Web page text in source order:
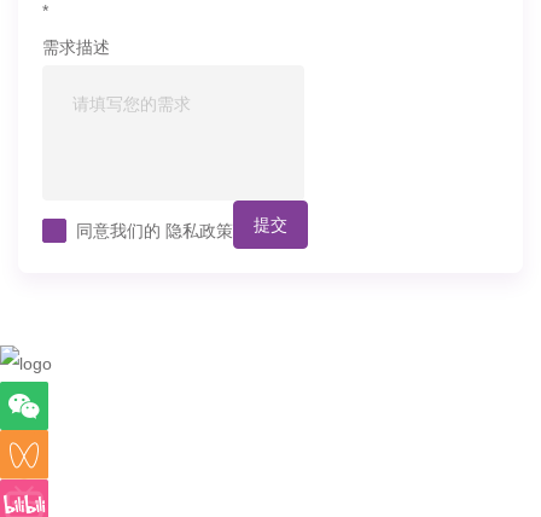
*
需求描述
同意我们的 隐私政策 提交